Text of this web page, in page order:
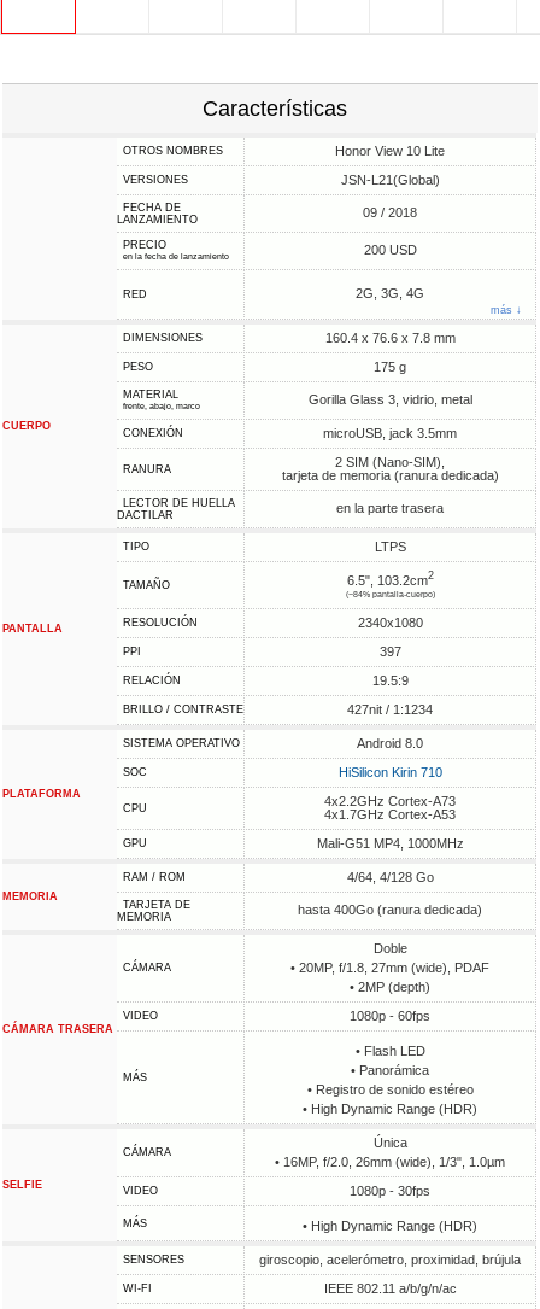
Características
OTROS NOMBRES Honor View 10 Lite
VERSIONES JSN-L21(Global)
FECHA DE
LANZAMIENTO
09 / 2018
PRECIO
en la fecha de lanzamiento 200 USD
RED 2G, 3G, 4G
más ↓
CUERPO
DIMENSIONES 160.4 x 76.6 x 7.8 mm
PESO 175 g
MATERIAL
frente, abajo, marco Gorilla Glass 3, vidrio, metal
CONEXIÓN microUSB, jack 3.5mm
RANURA
2 SIM (Nano-SIM),
tarjeta de memoria (ranura dedicada)
LECTOR DE HUELLA
DACTILAR
en la parte trasera
PANTALLA
TIPO LTPS
TAMAÑO 6.5", 103.2cm2
(~84% pantalla-cuerpo)
RESOLUCIÓN 2340x1080
PPI 397
RELACIÓN 19.5:9
BRILLO / CONTRASTE 427nit / 1:1234
PLATAFORMA
SISTEMA OPERATIVO Android 8.0
SOC HiSilicon Kirin 710
CPU
4x2.2GHz Cortex-A73
4x1.7GHz Cortex-A53
GPU Mali-G51 MP4, 1000MHz
MEMORIA
RAM / ROM 4/64, 4/128 Go
TARJETA DE
MEMORIA
hasta 400Go (ranura dedicada)
CÁMARA TRASERA
CÁMARA
Doble
• 20MP, f/1.8, 27mm (wide), PDAF
• 2MP (depth)
VIDEO 1080p - 60fps
MÁS
• Flash LED
• Panorámica
• Registro de sonido estéreo
• High Dynamic Range (HDR)
SELFIE
CÁMARA
Única
• 16MP, f/2.0, 26mm (wide), 1/3", 1.0µm
VIDEO 1080p - 30fps
MÁS • High Dynamic Range (HDR)
SENSORES giroscopio, acelerómetro, proximidad, brújula
WI-FI IEEE 802.11 a/b/g/n/ac